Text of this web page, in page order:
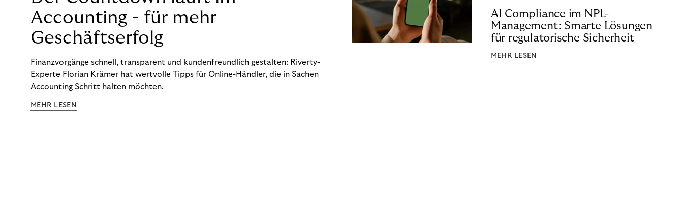
Accounting - für mehr
Geschäftserfolg
Finanzvorgänge schnell, transparent und kundenfreundlich gestalten: Riverty-
Experte Florian Krämer hat wertvolle Tipps für Online-Händler, die in Sachen
Accounting Schritt halten möchten.
MEHR LESEN
AI Compliance im NPL-
Management: Smarte Lösungen
für regulatorische Sicherheit
MEHR LESEN